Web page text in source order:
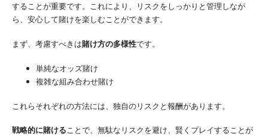
することが重要です。これにより、リスクをしっかりと管理しなが
ら、安心して賭けを楽しむことができます。
まず、考慮すべきは賭け方の多様性です。
単純なオッズ賭け
複雑な組み合わせ賭け
これらそれぞれの方法には、独自のリスクと報酬があります。
戦略的に賭けることで、無駄なリスクを避け、賢くプレイすることが